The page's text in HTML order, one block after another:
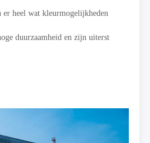
er heel wat kleurmogelijkheden
duurzaamheid en zijn uiterst